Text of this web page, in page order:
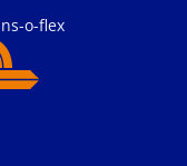
o-flex